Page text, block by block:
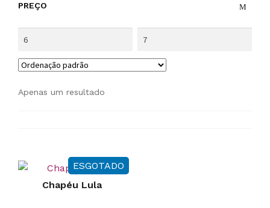
PREÇO
Apenas um resultado
ESGOTADO
Chapéu Lula